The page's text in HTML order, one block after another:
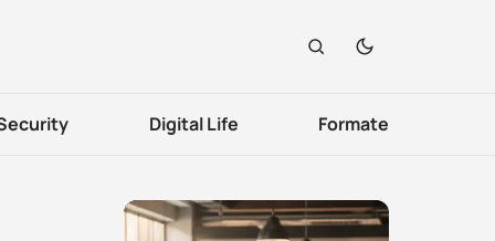
Digital Life Formate